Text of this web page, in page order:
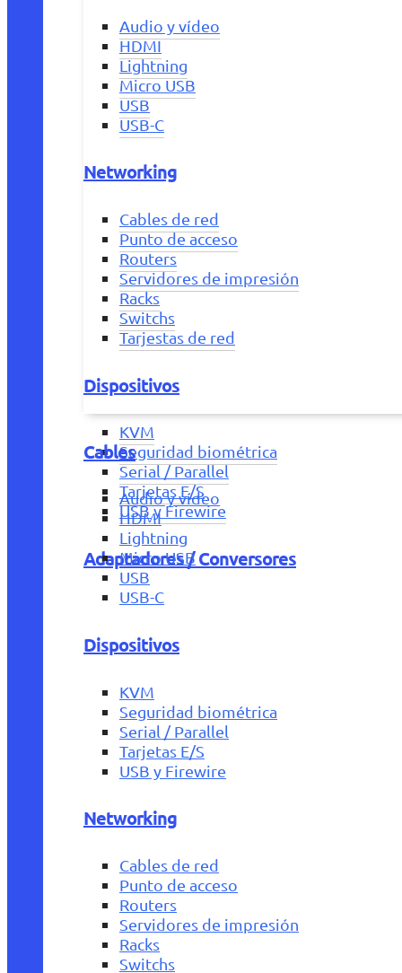
Audio y vídeo
HDMI
Lightning
Micro USB
USB
USB-C
Networking
Cables de red
Punto de acceso
Routers
Servidores de impresión
Racks
Switchs
Tarjestas de red
Dispositivos
KVM
Seguridad biométrica
Serial / Parallel
Tarjetas E/S
USB y Firewire
Adaptadores / Conversores
Cables
Audio y vídeo
HDMI
Lightning
Micro USB
USB
USB-C
Dispositivos
KVM
Seguridad biométrica
Serial / Parallel
Tarjetas E/S
USB y Firewire
Networking
Cables de red
Punto de acceso
Routers
Servidores de impresión
Racks
Switchs